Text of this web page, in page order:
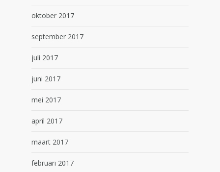
oktober 2017
september 2017
juli 2017
juni 2017
mei 2017
april 2017
maart 2017
februari 2017